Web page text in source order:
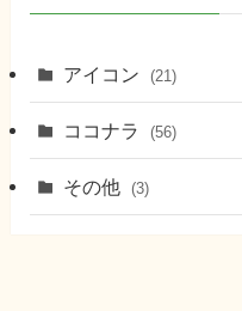
アイコン (21)
ココナラ (56)
その他 (3)